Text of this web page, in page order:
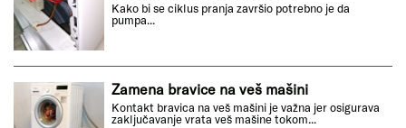
Kako bi se ciklus pranja završio potrebno je da
pumpa...
Zamena bravice na veš mašini
Kontakt bravica na veš mašini je važna jer osigurava
zaključavanje vrata veš mašine tokom...